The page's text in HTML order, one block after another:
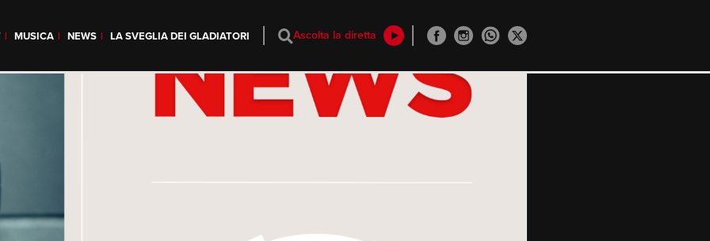
MUSICA NEWS LA SVEGLIA DEI GLADIATORI Ascolta la diretta